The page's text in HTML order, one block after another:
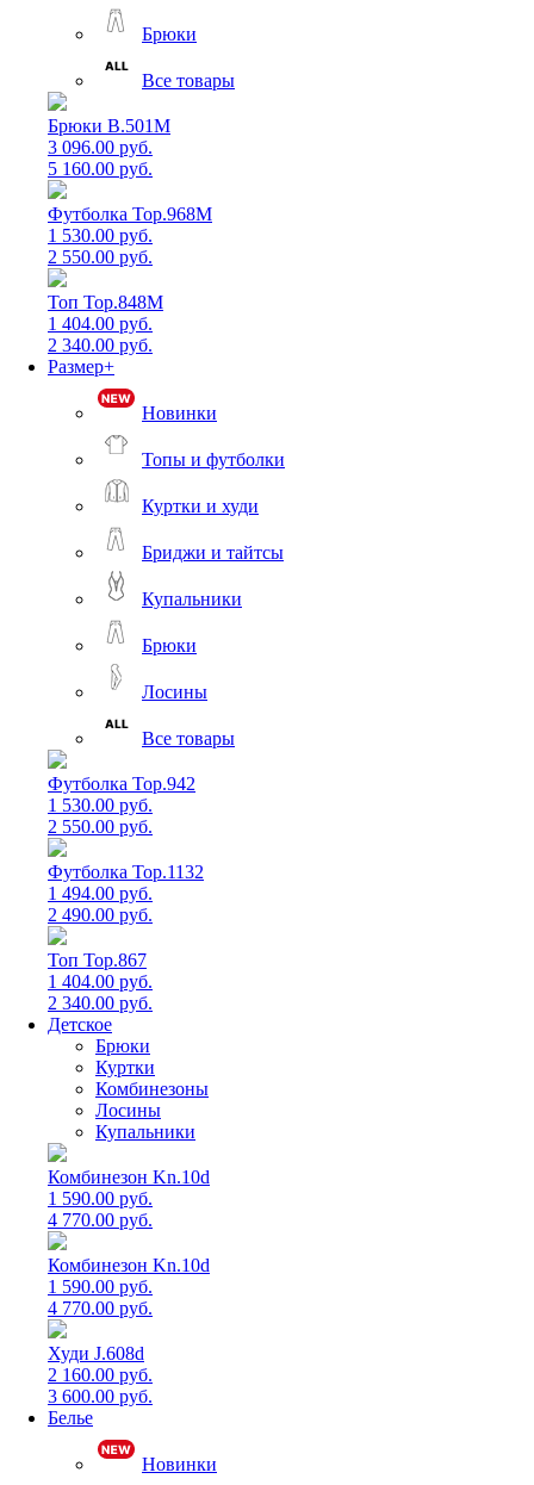
Брюки
Все товары
Брюки B.501M
3 096.00 руб.
5 160.00 руб.
Футболка Top.968M
1 530.00 руб.
2 550.00 руб.
Топ Top.848M
1 404.00 руб.
2 340.00 руб.
Размер+
Новинки
Топы и футболки
Куртки и худи
Бриджи и тайтсы
Купальники
Брюки
Лосины
Все товары
Футболка Top.942
1 530.00 руб.
2 550.00 руб.
Футболка Top.1132
1 494.00 руб.
2 490.00 руб.
Топ Top.867
1 404.00 руб.
2 340.00 руб.
Детское
Брюки
Куртки
Комбинезоны
Лосины
Купальники
Комбинезон Kn.10d
1 590.00 руб.
4 770.00 руб.
Комбинезон Kn.10d
1 590.00 руб.
4 770.00 руб.
Худи J.608d
2 160.00 руб.
3 600.00 руб.
Белье
Новинки